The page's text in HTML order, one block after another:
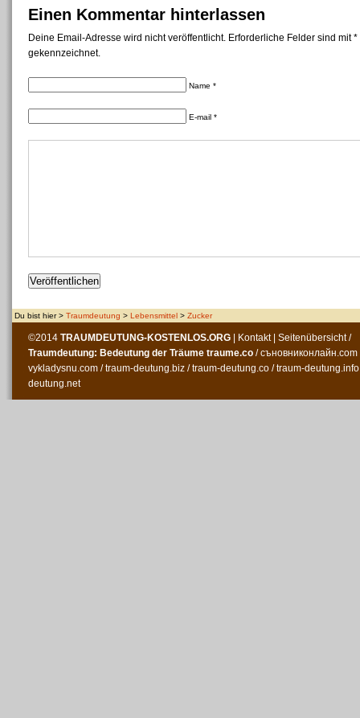
Einen Kommentar hinterlassen
Deine Email-Adresse wird nicht veröffentlicht. Erforderliche Felder sind mit *
gekennzeichnet.
Name *
E-mail *
Du bist hier > Traumdeutung > Lebensmittel > Zucker
©2014 TRAUMDEUTUNG-KOSTENLOS.ORG Kontakt| Seitenübersicht/
Traumdeutung: Bedeutung der Träume traume.co /съновниконлайн.com
vykladysnu.com /traum-deutung.biz /traum-deutung.co /traum-deutung.info
deutung.net